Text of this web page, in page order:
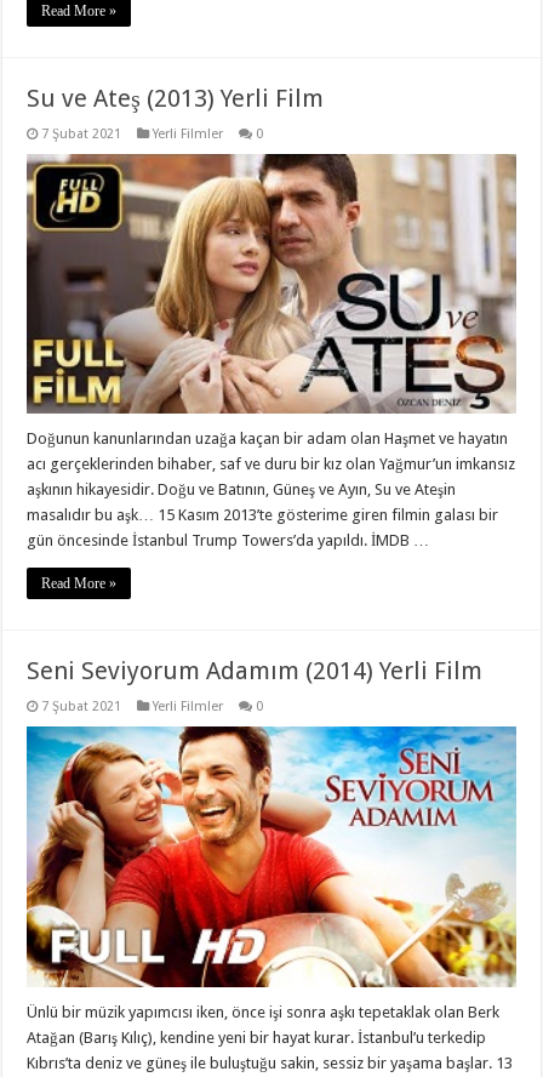
Read More »
Su ve Ateş (2013) Yerli Film
7 Şubat 2021 Yerli Filmler 0
Doğunun kanunlarından uzağa kaçan bir adam olan Haşmet ve hayatın
acı gerçeklerinden bihaber, saf ve duru bir kız olan Yağmur’un imkansız
aşkının hikayesidir. Doğu ve Batının, Güneş ve Ayın, Su ve Ateşin
masalıdır bu aşk… 15 Kasım 2013’te gösterime giren filmin galası bir
gün öncesinde İstanbul Trump Towers’da yapıldı. İMDB …
Read More »
Seni Seviyorum Adamım (2014) Yerli Film
7 Şubat 2021 Yerli Filmler 0
Ünlü bir müzik yapımcısı iken, önce işi sonra aşkı tepetaklak olan Berk
Atağan (Barış Kılıç), kendine yeni bir hayat kurar. İstanbul’u terkedip
Kıbrıs’ta deniz ve güneş ile buluştuğu sakin, sessiz bir yaşama başlar. 13